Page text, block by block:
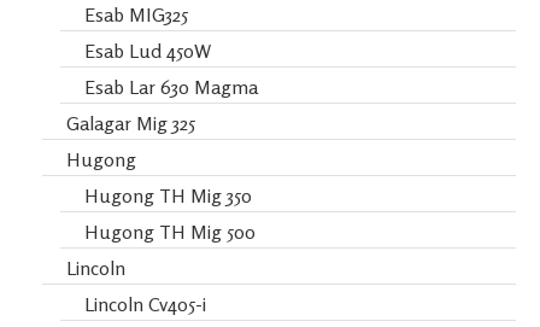
Esab MIG325
Esab Lud 450W
Esab Lar 630 Magma
Galagar Mig 325
Hugong
Hugong TH Mig 350
Hugong TH Mig 500
Lincoln
Lincoln Cv405-i